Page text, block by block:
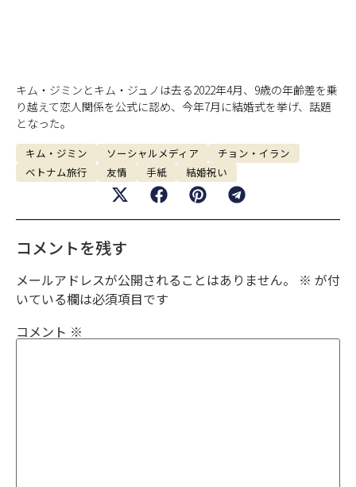
キム・ジミンとキム・ジュノは去る2022年4月、9歳の年齢差を乗
り越えて恋人関係を公式に認め、今年7月に結婚式を挙げ、話題
となった。
キム・ジミン ソーシャルメディア
チョン・イラン
ベトナム旅行
友情 手紙 結婚祝い
コメントを残す
メールアドレスが公開されることはありません。 ※ が付
いている欄は必須項目です
コメント ※